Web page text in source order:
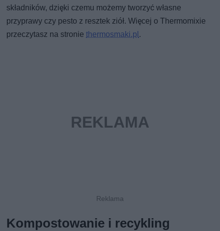
składników, dzięki czemu możemy tworzyć własne
przyprawy czy pesto z resztek ziół. Więcej o Thermomixie
przeczytasz na stroniethermosmaki.pl.
Kompostowanie i recykling